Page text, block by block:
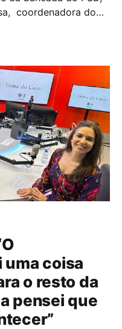
coordenadora do
do Fundo das
(UNFPA), em
coisa
o resto da
pensei que